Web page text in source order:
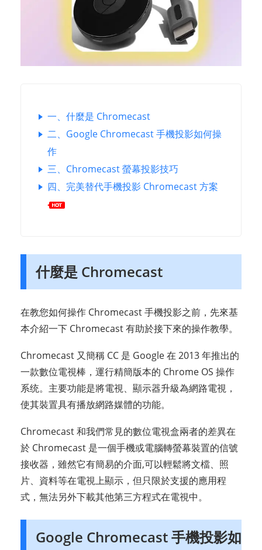
一、什麼是 Chromecast
二、Google Chromecast 手機投影如何操
作
三、Chromecast 螢幕投影技巧
四、完美替代手機投影 Chromecast 方案
什麼是 Chromecast
在教您如何操作 Chromecast 手機投影之前，先來基
本介紹一下 Chromecast 有助於接下來的操作教學。
Chromecast 又簡稱 CC 是 Google 在 2013 年推出的
一款數位電視棒，運行精簡版本的 Chrome OS 操作
系统。主要功能是將電視、顯示器升級為網路電視，
使其裝置具有播放網路媒體的功能。
Chromecast 和我們常見的數位電視盒兩者的差異在
於 Chromecast 是一個手機或電腦轉螢幕裝置的信號
接收器，雖然它有簡易的介面,可以輕鬆將文檔、照
片、資料等在電視上顯示，但只限於支援的應用程
式，無法另外下載其他第三方程式在電視中。
Google Chromecast 手機投影如